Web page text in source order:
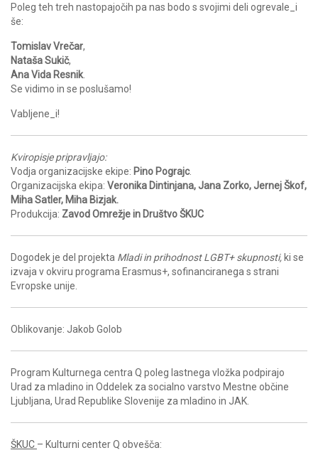
Poleg teh treh nastopajočih pa nas bodo s svojimi deli ogrevale_i
še:
Tomislav Vrečar,
Nataša Sukič,
Ana Vida Resnik
Se vidimo in se poslušamo!
Vabljene_i!
Kviropisje pripravljajo:
Vodja organizacijske ekipe: Pino Pograjc.
Organizacijska ekipa: Veronika Dintinjana, Jana Zorko, Jernej Škof,
Miha Satler, Miha Bizjak.
Produkcija: Zavod Omrežje in Društvo ŠKUC
Dogodek je del projekta Mladi in prihodnost LGBT+ skupnosti, ki se
izvaja v okviru programa Erasmus+, sofinanciranega s strani
Evropske unije.
Oblikovanje: Jakob Golob
Program Kulturnega centra Q poleg lastnega vložka podpirajo
Urad za mladino in Oddelek za socialno varstvo Mestne občine
Ljubljana, Urad Republike Slovenije za mladino in JAK.
ŠKUC – Kulturni center Q obvešča: